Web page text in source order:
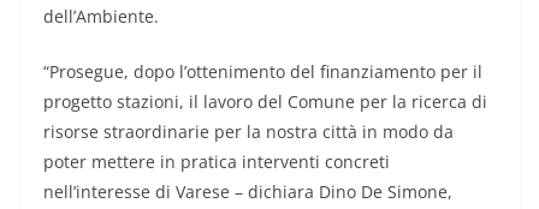
dell’Ambiente.
“Prosegue, dopo l’ottenimento del finanziamento per il
progetto stazioni, il lavoro del Comune per la ricerca di
risorse straordinarie per la nostra città in modo da
poter mettere in pratica interventi concreti
nell’interesse di Varese – dichiara Dino De Simone,